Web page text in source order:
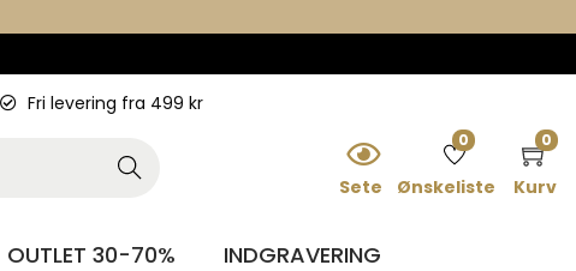
Fri levering fra 499 kr
Searc
Sete
0
Ønskeliste
0
Kurv
OUTLET 30-70% INDGRAVERING